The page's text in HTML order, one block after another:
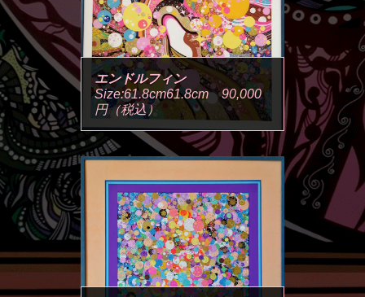
エンドルフィン
Size:61.8cm61.8cm 90,000
円（税込）